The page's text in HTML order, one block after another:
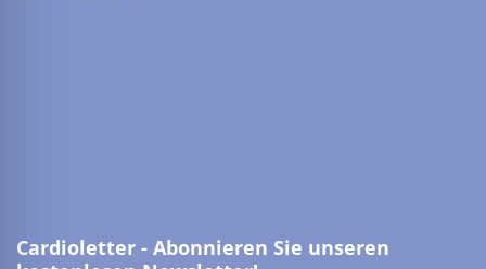
Cardioletter - Abonnieren Sie unseren